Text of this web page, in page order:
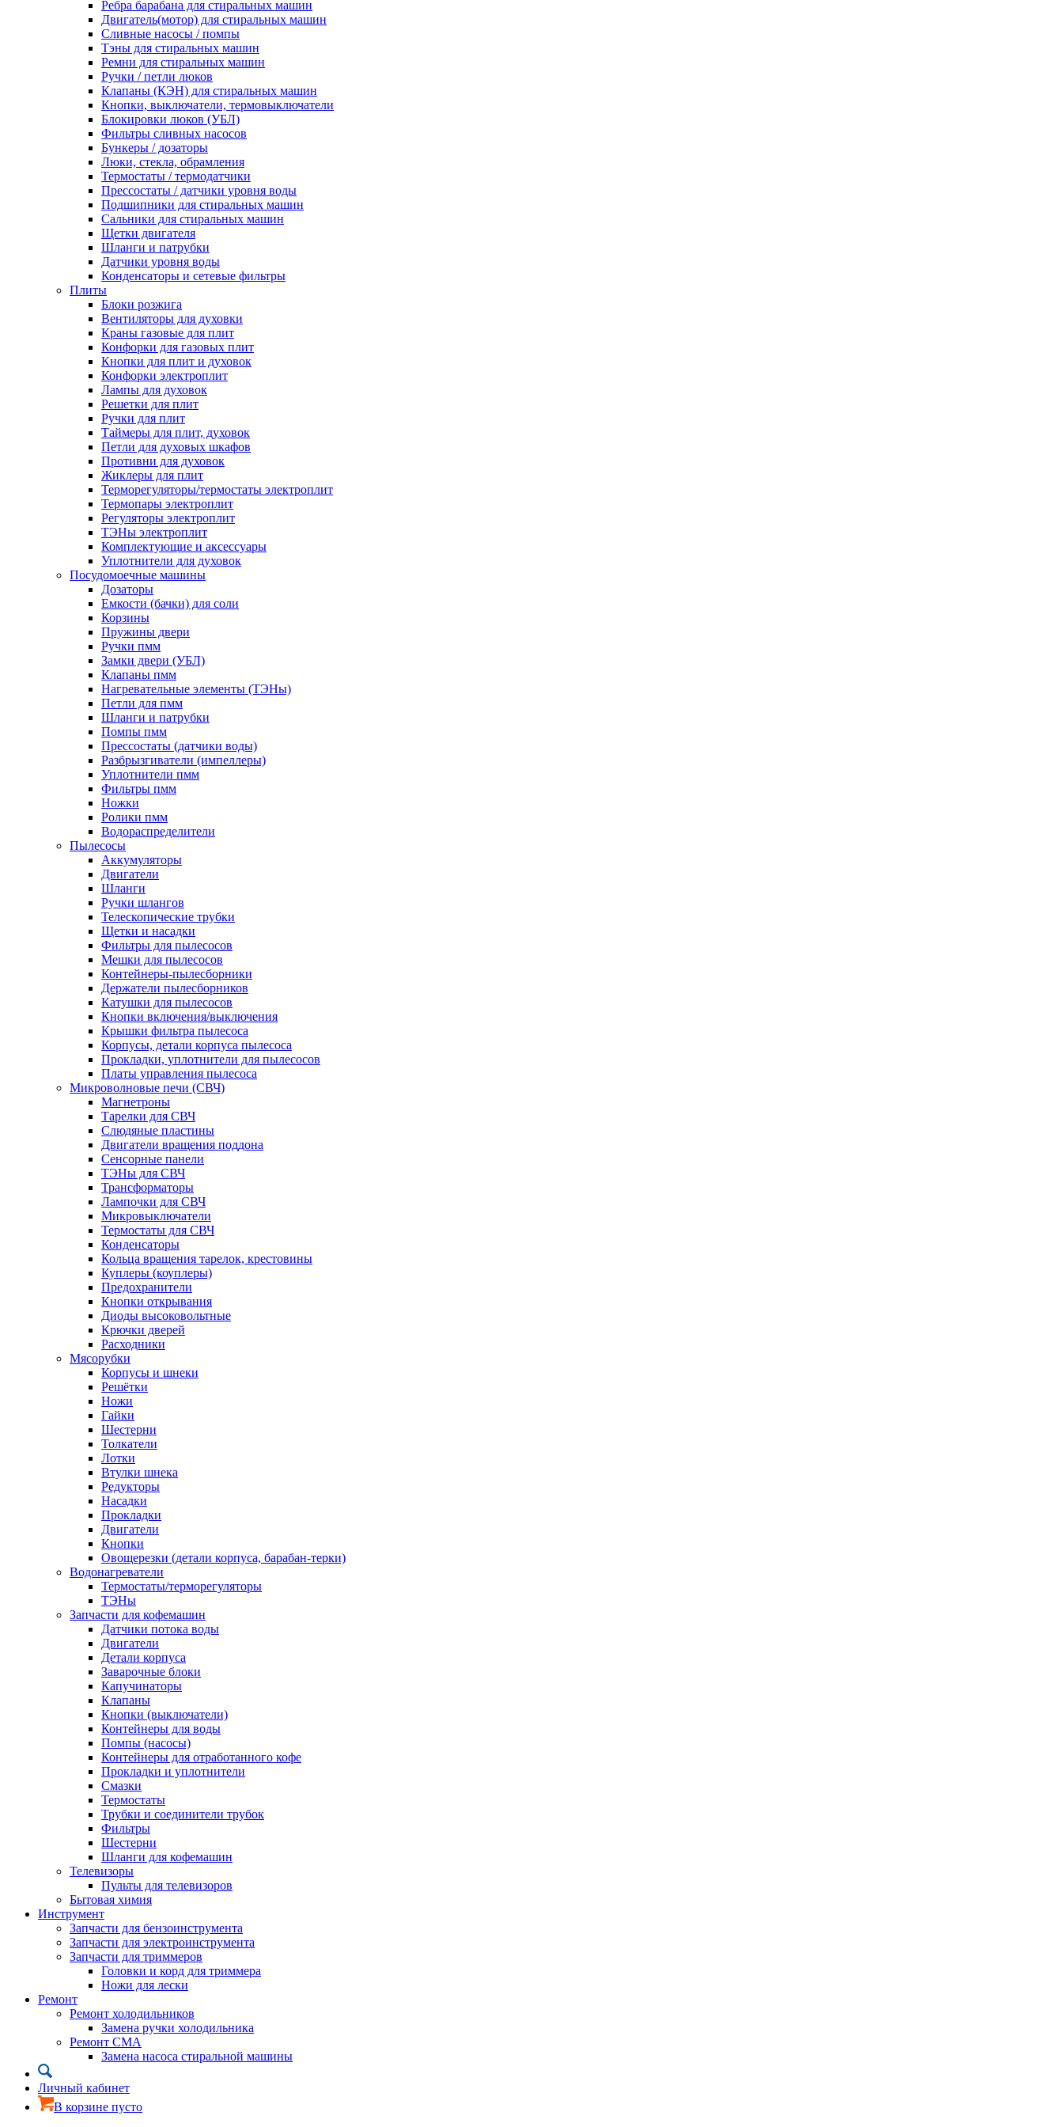
Ребра барабана для стиральных машин
Двигатель(мотор) для стиральных машин
Сливные насосы / помпы
Тэны для стиральных машин
Ремни для стиральных машин
Ручки / петли люков
Клапаны (КЭН) для стиральных машин
Кнопки, выключатели, термовыключатели
Блокировки люков (УБЛ)
Фильтры сливных насосов
Бункеры / дозаторы
Люки, стекла, обрамления
Термостаты / термодатчики
Прессостаты / датчики уровня воды
Подшипники для стиральных машин
Сальники для стиральных машин
Щетки двигателя
Шланги и патрубки
Датчики уровня воды
Конденсаторы и сетевые фильтры
Плиты
Блоки розжига
Вентиляторы для духовки
Краны газовые для плит
Конфорки для газовых плит
Кнопки для плит и духовок
Конфорки электроплит
Лампы для духовок
Решетки для плит
Ручки для плит
Таймеры для плит, духовок
Петли для духовых шкафов
Противни для духовок
Жиклеры для плит
Терморегуляторы/термостаты электроплит
Термопары электроплит
Регуляторы электроплит
ТЭНы электроплит
Комплектующие и аксессуары
Уплотнители для духовок
Посудомоечные машины
Дозаторы
Емкости (бачки) для соли
Корзины
Пружины двери
Ручки пмм
Замки двери (УБЛ)
Клапаны пмм
Нагревательные элементы (ТЭНы)
Петли для пмм
Шланги и патрубки
Помпы пмм
Прессостаты (датчики воды)
Разбрызгиватели (импеллеры)
Уплотнители пмм
Фильтры пмм
Ножки
Ролики пмм
Водораспределители
Пылесосы
Аккумуляторы
Двигатели
Шланги
Ручки шлангов
Телескопические трубки
Щетки и насадки
Фильтры для пылесосов
Мешки для пылесосов
Контейнеры-пылесборники
Держатели пылесборников
Катушки для пылесосов
Кнопки включения/выключения
Крышки фильтра пылесоса
Корпусы, детали корпуса пылесоса
Прокладки, уплотнители для пылесосов
Платы управления пылесоса
Микроволновые печи (СВЧ)
Магнетроны
Тарелки для СВЧ
Слюдяные пластины
Двигатели вращения поддона
Сенсорные панели
ТЭНы для СВЧ
Трансформаторы
Лампочки для СВЧ
Микровыключатели
Термостаты для СВЧ
Конденсаторы
Кольца вращения тарелок, крестовины
Куплеры (коуплеры)
Предохранители
Кнопки открывания
Диоды высоковольтные
Крючки дверей
Расходники
Мясорубки
Корпусы и шнеки
Решётки
Ножи
Гайки
Шестерни
Толкатели
Лотки
Втулки шнека
Редукторы
Насадки
Прокладки
Двигатели
Кнопки
Овощерезки (детали корпуса, барабан-терки)
Водонагреватели
Термостаты/терморегуляторы
ТЭНы
Запчасти для кофемашин
Датчики потока воды
Двигатели
Детали корпуса
Заварочные блоки
Капучинаторы
Клапаны
Кнопки (выключатели)
Контейнеры для воды
Помпы (насосы)
Контейнеры для отработанного кофе
Прокладки и уплотнители
Смазки
Термостаты
Трубки и соединители трубок
Фильтры
Шестерни
Шланги для кофемашин
Телевизоры
Пульты для телевизоров
Бытовая химия
Инструмент
Запчасти для бензоинструмента
Запчасти для электроинструмента
Запчасти для триммеров
Головки и корд для триммера
Ножи для лески
Ремонт
Ремонт холодильников
Замена ручки холодильника
Ремонт СМА
Замена насоса стиральной машины
Личный кабинет
В корзине пусто